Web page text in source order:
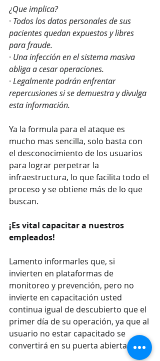
¿Que implica?
· Todos los datos personales de sus
pacientes quedan expuestos y libres
para fraude.
· Una infección en el sistema masiva
obliga a cesar operaciones.
· Legalmente podrán enfrentar
repercusiones si se demuestra y divulga
esta información.
Ya la formula para el ataque es
mucho mas sencilla, solo basta con
el desconocimiento de los usuarios
para lograr perpetrar la
infraestructura, lo que facilita todo el
proceso y se obtiene más de lo que
buscan.
¡Es vital capacitar a nuestros
empleados!
Lamento informarles que, si
invierten en plataformas de
monitoreo y prevención, pero no
invierte en capacitación usted
continua igual de descubierto que el
primer día de su operación, ya que al
usuario no estar capacitado se
convertirá en su puerta abierta.